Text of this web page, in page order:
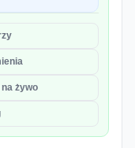
żywo